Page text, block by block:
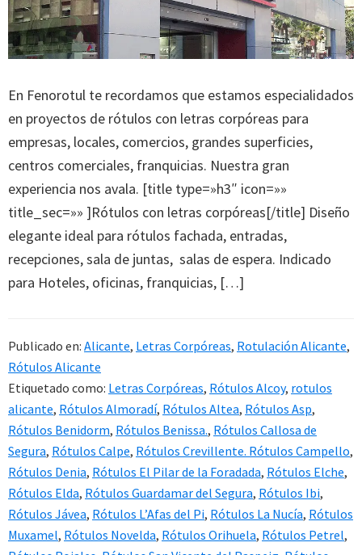
En Fenorotul te recordamos que estamos especialidados
en proyectos de rótulos con letras corpóreas para
empresas, locales, comercios, grandes superficies,
centros comerciales, franquicias. Nuestra gran
experiencia nos avala. [title type=»h3″ icon=»»
title_sec=»» ]Rótulos con letras corpóreas[/title] Diseño
elegante ideal para rótulos fachada, entradas,
recepciones, sala de juntas, salas de espera. Indicado
para Hoteles, oficinas, franquicias, […]
Publicado en: Alicante, Letras Corpóreas, Rotulación Alicante,
Rótulos Alicante
Etiquetado como: Letras Corpóreas, Rótulos Alcoy, rotulos
alicante, Rótulos Almoradí, Rótulos Altea, Rótulos Asp,
Rótulos Benidorm, Rótulos Benissa., Rótulos Callosa de
Segura, Rótulos Calpe, Rótulos Crevillente. Rótulos Campello,
Rótulos Denia, Rótulos El Pilar de la Foradada, Rótulos Elche,
Rótulos Elda, Rótulos Guardamar del Segura, Rótulos Ibi,
Rótulos Jávea, Rótulos L’Afas del Pi, Rótulos La Nucía, Rótulos
Muxamel, Rótulos Novelda, Rótulos Orihuela, Rótulos Petrel,